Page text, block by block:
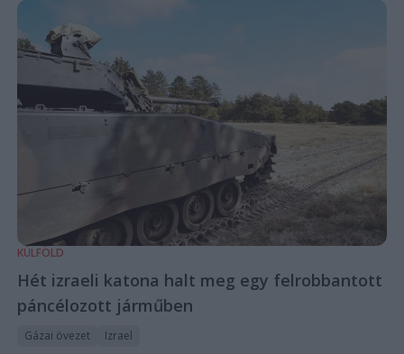
KÜLFÖLD
Hét izraeli katona halt meg egy felrobbantott
páncélozott járműben
Gázai övezet Izrael